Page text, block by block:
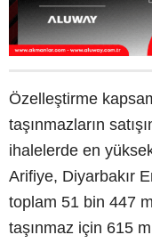
Özelleştirme
taşınmazların
ihalelerde en
Arifiye, Diyarbakır
toplam 51 bin 447
taşınmaz için 615